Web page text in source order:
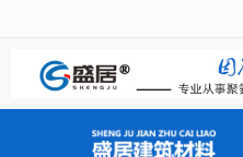
公司介绍产品展示新闻动态